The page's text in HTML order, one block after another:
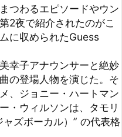
子アナウンサーと絶妙
登場人物を演じた。そ
ジョニー・ハートマン
ウィルソンは、タモリ
ボーカル）” の代表格
ーの声は“芝居ができ
歌詞の“間”が命なん